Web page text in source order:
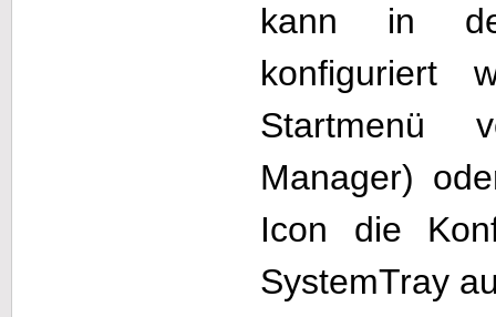
kann in
konfiguriert
Startmenü
Manager)
Icon die
SystemTray